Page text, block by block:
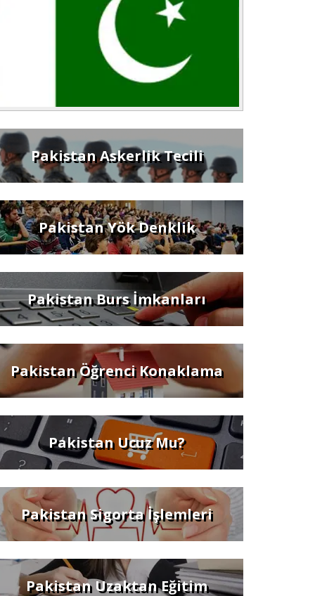
Pakistan Askerlik Tecili
Pakistan Yök Denklik
Pakistan Burs İmkanları
Pakistan Öğrenci Konaklama
Pakistan Ucuz Mu?
Pakistan Sigorta İşlemleri
Pakistan Uzaktan Eğitim